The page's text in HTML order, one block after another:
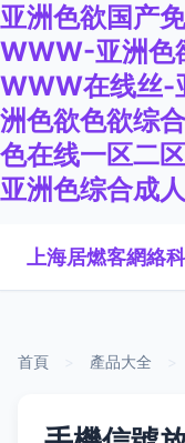
亚洲色欲国产
WWW-亚洲色
WWW在线丝-
洲色欲色欲综
色在线一区二
亚洲色综合成人
首頁 產品大全